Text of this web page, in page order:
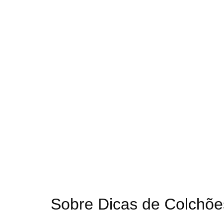
Sobre Dicas de